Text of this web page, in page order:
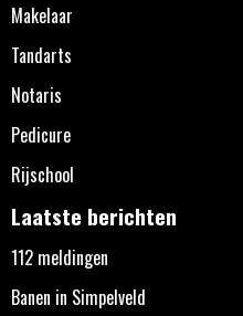
Makelaar
Tandarts
Notaris
Pedicure
Rijschool
Laatste berichten
112 meldingen
Banen in Simpelveld